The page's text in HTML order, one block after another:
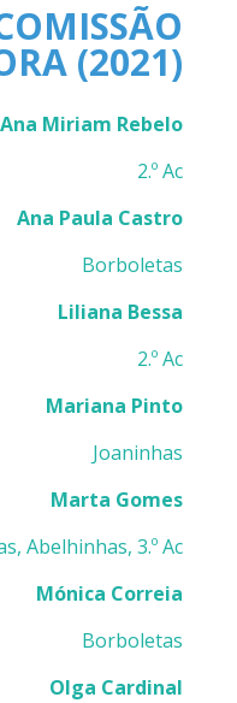
(2021)
Ana Miriam Rebelo
2.º Ac
Ana Paula Castro
Borboletas
Liliana Bessa
2.º Ac
Mariana Pinto
Joaninhas
Marta Gomes
Abelhinhas, 3.º Ac
Mónica Correia
Borboletas
Olga Cardinal